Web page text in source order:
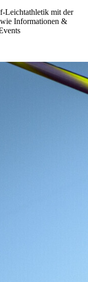
Leichtathletik mit der
Informationen &